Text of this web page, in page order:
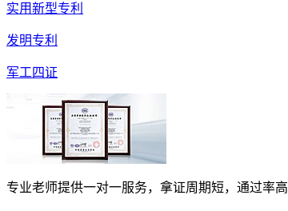
实用新型专利
发明专利
军工四证
专业老师提供一对一服务，拿证周期短，通过率高